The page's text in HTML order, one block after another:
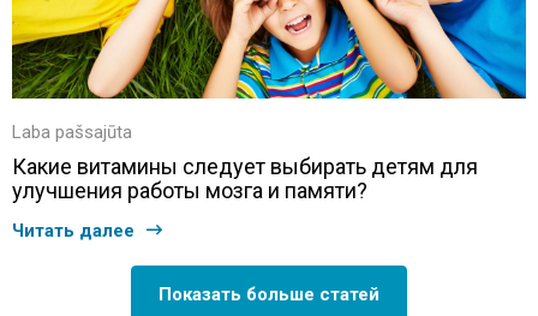
Laba pašsajūta
Какие витамины следует выбирать детям для
улучшения работы мозга и памяти?
Читать далее
Показать больше статей